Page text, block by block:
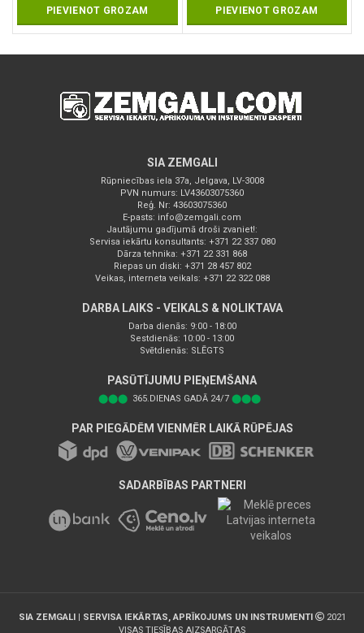
PIEVIENOT GROZAM PIEVIENOT GROZAM
SIA ZEMGALI
Rūpniecības iela 37a, Jelgava, LV-3008
PVN numurs: LV43603075360
Reģ. Nr: 43603075360
E-pasts: info@zemgali.com
Jautājumu gadījumā droši zvaniet!:
Servisa iekārtu konsultants: +371 22 337 080
Dārza tehnika: +371 22 331 868
Riepas un diski: +371 28 457 802
Veikas, interneta veikals: +371 22 322 088
DARBA LAIKS - VEIKALS & NOLIKTAVA
Darba dienās: 9:00 - 18:00
Sestdienās: 10:00 - 13:00
Svētdienās: SLĒGTS
PASŪTĪJUMU PIEŅEMŠANA
⬤⬤⬤ 365.DIENAS GADĀ 24/7 ⬤⬤⬤
PAR PIEGĀDĒM VIENMĒR LAIKĀ RŪPĒJAS
SADARBĪBAS PARTNERI
SIA ZEMGALI | SERVISA IEKĀRTAS, APRĪKOJUMS UN INSTRUMENTI
2021
VISAS TIESĪBAS AIZSARGĀTAS